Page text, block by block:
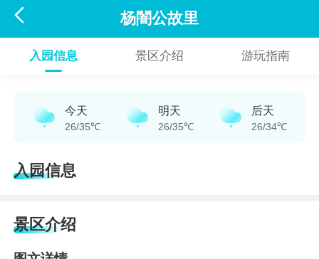
 杨闇公故里
入园信息 景区介绍 游玩指南
今天
26/35℃
明天
26/35℃
后天
26/34℃
入园信息
景区介绍